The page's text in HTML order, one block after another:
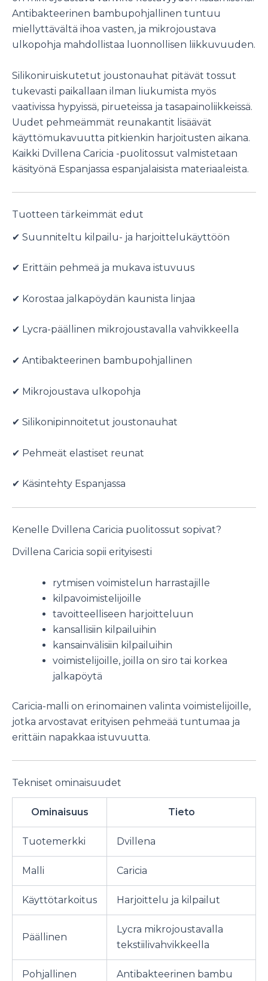
Antibakteerinen bambupohjallinen tuntuu
miellyttävältä ihoa vasten, ja mikrojoustava
ulkopohja mahdollistaa luonnollisen liikkuvuuden.
Silikoniruiskutetut joustonauhat pitävät tossut
tukevasti paikallaan ilman liukumista myös
vaativissa hypyissä, pirueteissa ja tasapainoliikkeissä.
Uudet pehmeämmät reunakantit lisäävät
käyttömukavuutta pitkienkin harjoitusten aikana.
Kaikki Dvillena Caricia -puolitossut valmistetaan
käsityönä Espanjassa espanjalaisista materiaaleista.
Tuotteen tärkeimmät edut
✔ Suunniteltu kilpailu- ja harjoittelukäyttöön
✔ Erittäin pehmeä ja mukava istuvuus
✔ Korostaa jalkapöydän kaunista linjaa
✔ Lycra-päällinen mikrojoustavalla vahvikkeella
✔ Antibakteerinen bambupohjallinen
✔ Mikrojoustava ulkopohja
✔ Silikonipinnoitetut joustonauhat
✔ Pehmeät elastiset reunat
✔ Käsintehty Espanjassa
Kenelle Dvillena Caricia puolitossut sopivat?
Dvillena Caricia sopii erityisesti
rytmisen voimistelun harrastajille
kilpavoimistelijoille
tavoitteelliseen harjoitteluun
kansallisiin kilpailuihin
kansainvälisiin kilpailuihin
voimistelijoille, joilla on siro tai korkea
jalkapöytä
Caricia-malli on erinomainen valinta voimistelijoille,
jotka arvostavat erityisen pehmeää tuntumaa ja
erittäin napakkaa istuvuutta.
Tekniset ominaisuudet
Ominaisuus Tieto
Tuotemerkki Dvillena
Malli Caricia
Käyttötarkoitus Harjoittelu ja kilpailut
Päällinen
Lycra mikrojoustavalla
tekstiilivahvikkeella
Pohjallinen Antibakteerinen bambu